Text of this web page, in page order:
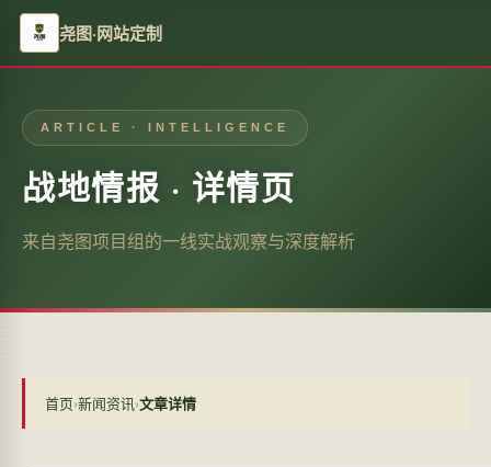
尧图·网站定制
ARTICLE · INTELLIGENCE
战地情报 · 详情页
来自尧图项目组的一线实战观察与深度解析
首页›新闻资讯›文章详情